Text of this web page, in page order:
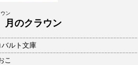
ン
のクラウン
ルト文庫
こ